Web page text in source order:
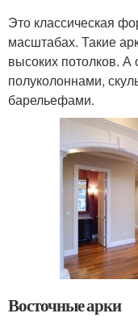
Это классическая
масштабах. Такие
высоких потолков.
полуколоннами,
барельефами.
Восточные арки